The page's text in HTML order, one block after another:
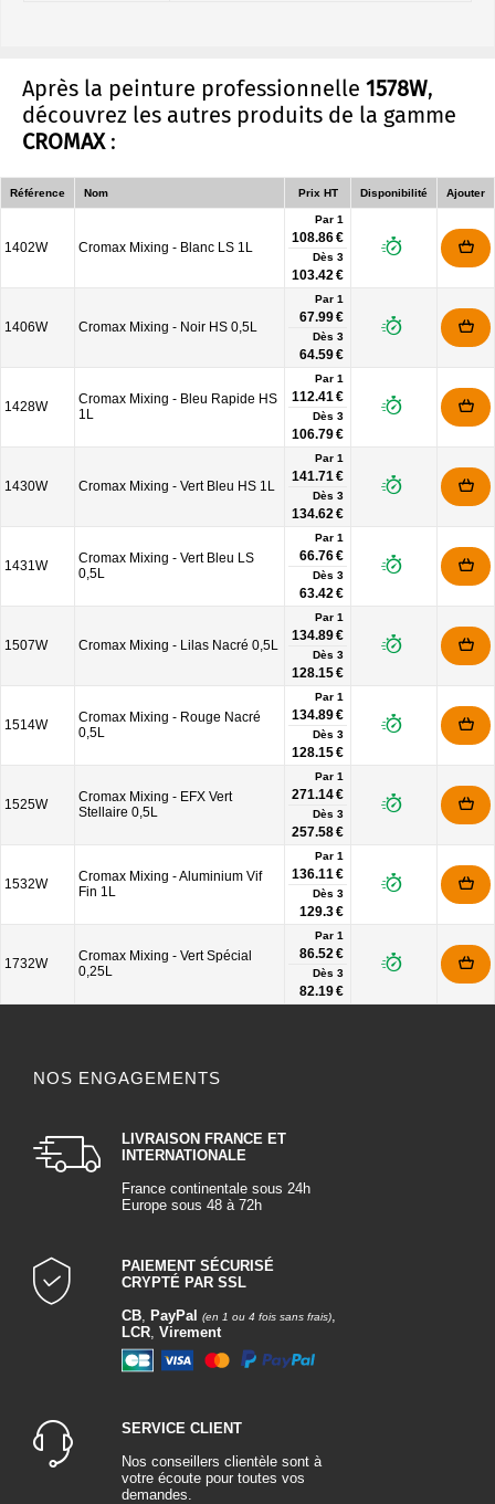
Après la peinture professionnelle 1578W,
découvrez les autres produits de la gamme
CROMAX:
Référence Nom Prix HT Disponibilité Ajouter
1402W Cromax Mixing - Blanc LS 1L
Par 1
108.86 €
Dès 3
103.42 €
1406W Cromax Mixing - Noir HS 0,5L
Par 1
67.99 €
Dès 3
64.59 €
1428W
Cromax Mixing - Bleu Rapide HS
1L
Par 1
112.41 €
Dès 3
106.79 €
1430W Cromax Mixing - Vert Bleu HS 1L
Par 1
141.71 €
Dès 3
134.62 €
1431W
Cromax Mixing - Vert Bleu LS
0,5L
Par 1
66.76 €
Dès 3
63.42 €
1507W Cromax Mixing - Lilas Nacré 0,5L
Par 1
134.89 €
Dès 3
128.15 €
1514W
Cromax Mixing - Rouge Nacré
0,5L
Par 1
134.89 €
Dès 3
128.15 €
1525W
Cromax Mixing - EFX Vert
Stellaire 0,5L
Par 1
271.14 €
Dès 3
257.58 €
1532W
Cromax Mixing - Aluminium Vif
Fin 1L
Par 1
136.11 €
Dès 3
129.3 €
1732W
Cromax Mixing - Vert Spécial
0,25L
Par 1
86.52 €
Dès 3
82.19 €
NOS ENGAGEMENTS
LIVRAISON FRANCE ET
INTERNATIONALE
France continentale sous 24h
Europe sous 48 à 72h
PAIEMENT SÉCURISÉ
CRYPTÉ PAR SSL
CB, PayPal (en 1 ou 4 fois sans frais),
LCR, Virement
SERVICE CLIENT
Nos conseillers clientèle sont à
votre écoute pour toutes vos
demandes.